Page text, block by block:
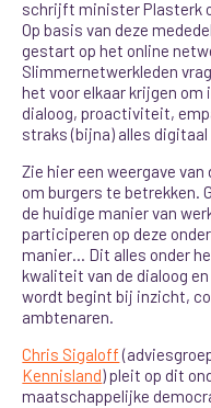
schrijft minister Plasterk
Op basis van deze
gestart op het online
Slimmernetwerkleden
het voor elkaar krijgen om
dialoog, proactiviteit,
straks (bijna) alles digitaal
Zie hier een weergave
om burgers te betrekken.
de huidige manier van
participeren op deze
manier… Dit alles onder
kwaliteit van de dialoog
wordt begint bij inzicht,
ambtenaren.
Chris Sigaloff
Kennisland) pleit op dit
maatschappelijke